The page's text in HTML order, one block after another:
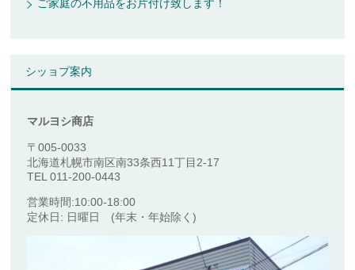
ご家庭の不用品をお片付け致します！
シッョプ案内
マルヨシ商店
〒005-0033
北海道札幌市南区南33条西11丁目2-17
TEL 011-200-0443
営業時間:10:00-18:00
定休日: 日曜日 (年末・年始除く)